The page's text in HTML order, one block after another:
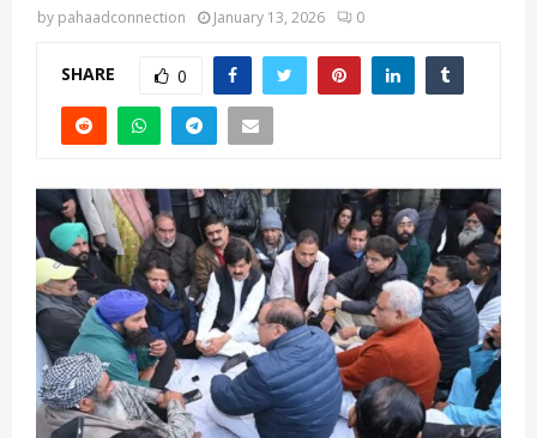
by pahaadconnection January 13, 2026 0
SHARE 0